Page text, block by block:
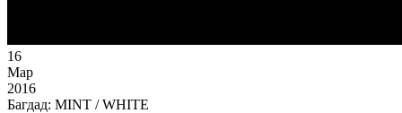
16
Мар
2016
Багдад: MINT / WHITE